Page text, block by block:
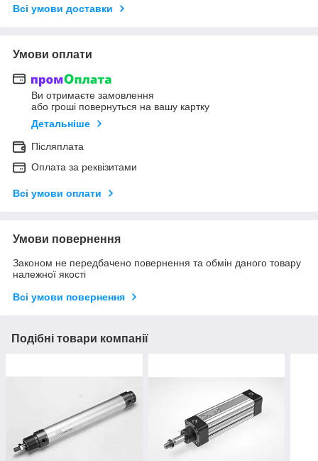
Всі умови доставки
Умови оплати
Ви отримаєте замовлення
або гроші повернуться на вашу картку
Детальніше
Післяплата
Оплата за реквізитами
Всі умови оплати
Умови повернення
Законом не передбачено повернення та обмін даного товару
належної якості
Всі умови повернення
Подібні товари компанії